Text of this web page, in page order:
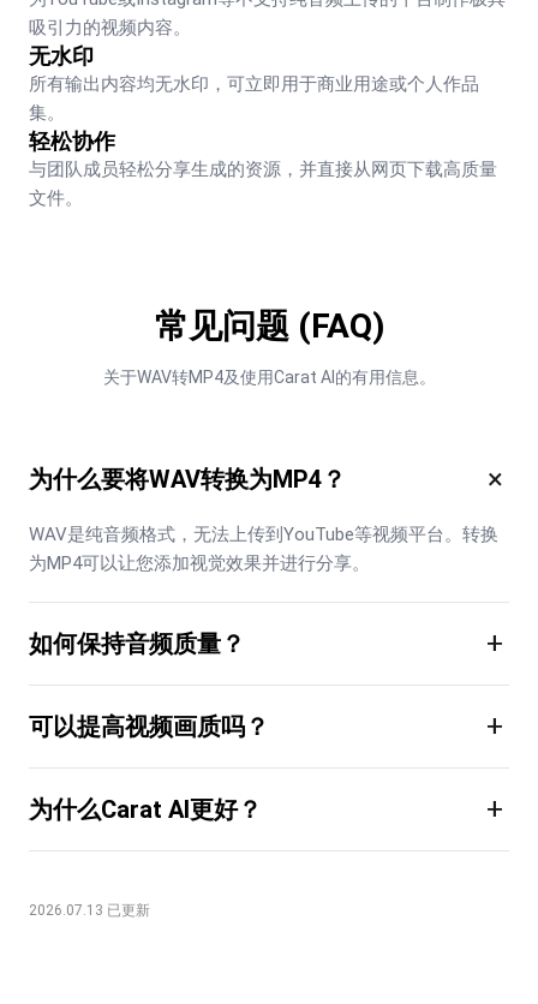
吸引力的视频内容。
无水印
所有输出内容均无水印，可立即用于商业用途或个人作品
集。
轻松协作
与团队成员轻松分享生成的资源，并直接从网页下载高质量
文件。
常见问题 (FAQ)
关于WAV转MP4及使用Carat AI的有用信息。
为什么要将WAV转换为MP4？ ×
WAV是纯音频格式，无法上传到YouTube等视频平台。转换
为MP4可以让您添加视觉效果并进行分享。
如何保持音频质量？ +
可以提高视频画质吗？ +
为什么Carat AI更好？ +
2026.07.13 已更新